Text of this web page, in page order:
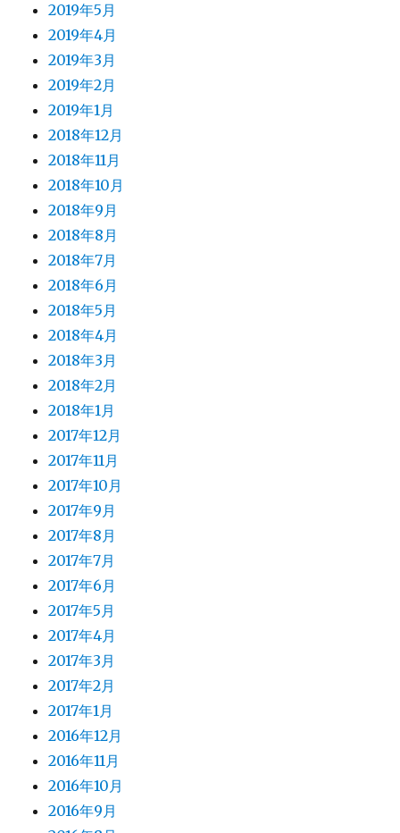
2019年5月
2019年4月
2019年3月
2019年2月
2019年1月
2018年12月
2018年11月
2018年10月
2018年9月
2018年8月
2018年7月
2018年6月
2018年5月
2018年4月
2018年3月
2018年2月
2018年1月
2017年12月
2017年11月
2017年10月
2017年9月
2017年8月
2017年7月
2017年6月
2017年5月
2017年4月
2017年3月
2017年2月
2017年1月
2016年12月
2016年11月
2016年10月
2016年9月